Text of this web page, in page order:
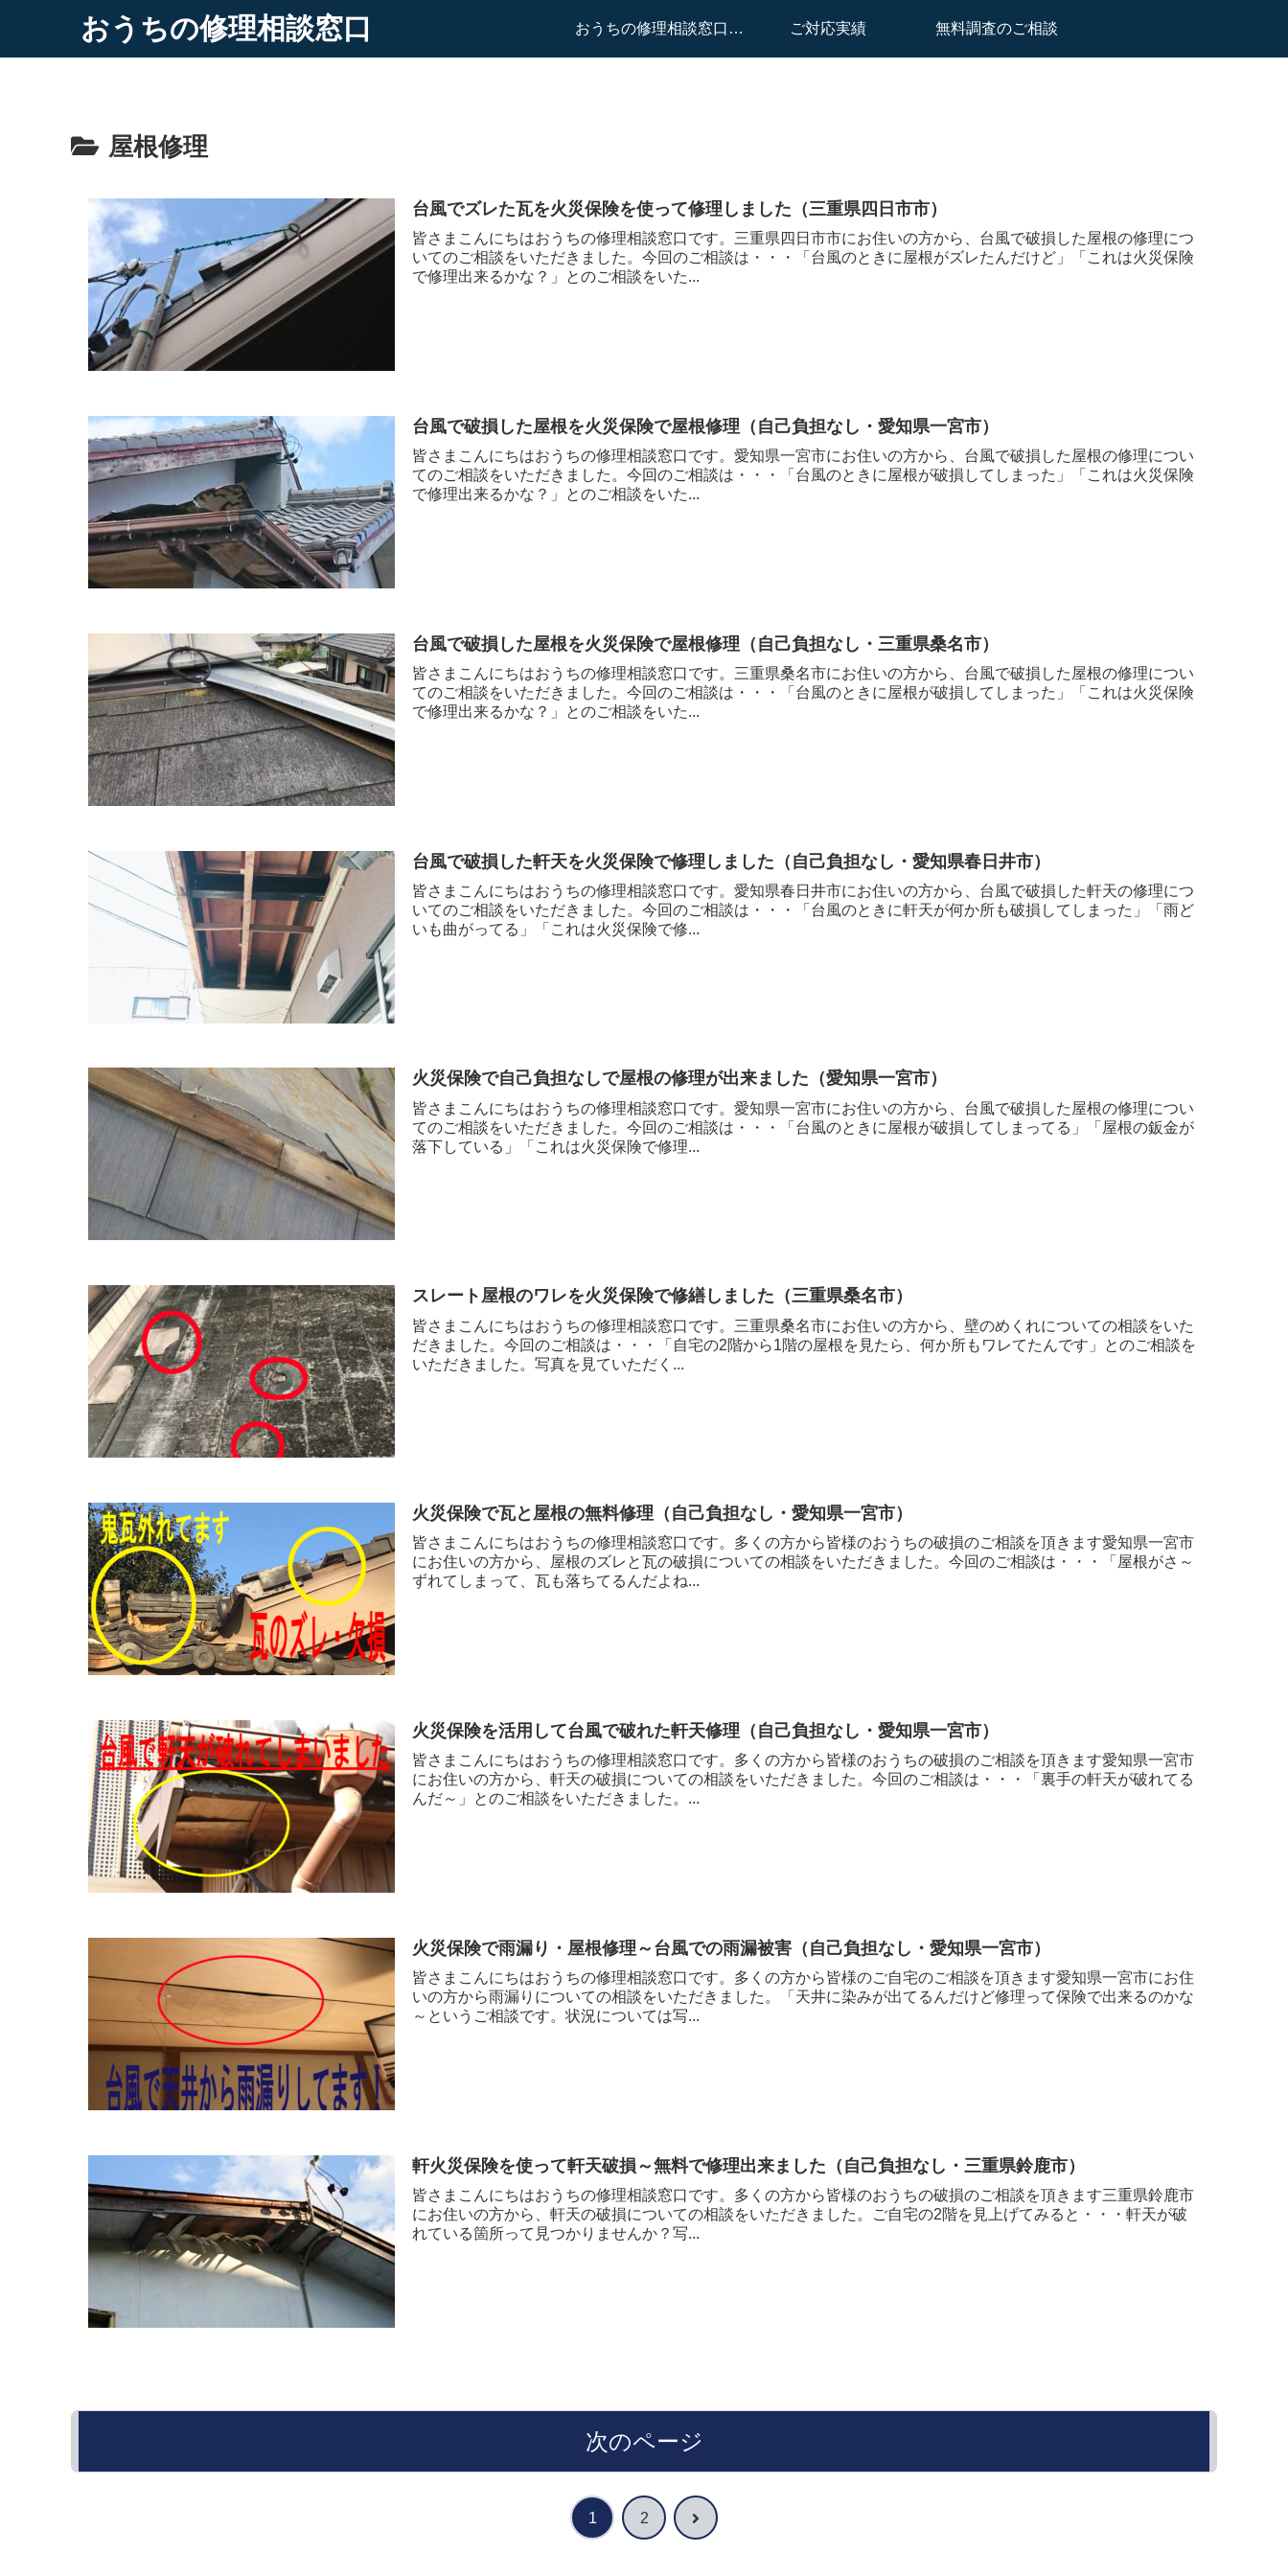
おうちの修理相談窓口 おうちの修理相談窓口はこちらへ ご対応実績 無料調査のご相談
屋根修理
台風でズレた瓦を火災保険を使って修理しました（三重県四日市市）
皆さまこんにちはおうちの修理相談窓口です。三重県四日市市にお住いの方から、台風で破損した屋根の修理につ
いてのご相談をいただきました。今回のご相談は・・・「台風のときに屋根がズレたんだけど」「これは火災保険
で修理出来るかな？」とのご相談をいた...
台風で破損した屋根を火災保険で屋根修理（自己負担なし・愛知県一宮市）
皆さまこんにちはおうちの修理相談窓口です。愛知県一宮市にお住いの方から、台風で破損した屋根の修理につい
てのご相談をいただきました。今回のご相談は・・・「台風のときに屋根が破損してしまった」「これは火災保険
で修理出来るかな？」とのご相談をいた...
台風で破損した屋根を火災保険で屋根修理（自己負担なし・三重県桑名市）
皆さまこんにちはおうちの修理相談窓口です。三重県桑名市にお住いの方から、台風で破損した屋根の修理につい
てのご相談をいただきました。今回のご相談は・・・「台風のときに屋根が破損してしまった」「これは火災保険
で修理出来るかな？」とのご相談をいた...
台風で破損した軒天を火災保険で修理しました（自己負担なし・愛知県春日井市）
皆さまこんにちはおうちの修理相談窓口です。愛知県春日井市にお住いの方から、台風で破損した軒天の修理につ
いてのご相談をいただきました。今回のご相談は・・・「台風のときに軒天が何か所も破損してしまった」「雨ど
いも曲がってる」「これは火災保険で修...
火災保険で自己負担なしで屋根の修理が出来ました（愛知県一宮市）
皆さまこんにちはおうちの修理相談窓口です。愛知県一宮市にお住いの方から、台風で破損した屋根の修理につい
てのご相談をいただきました。今回のご相談は・・・「台風のときに屋根が破損してしまってる」「屋根の鈑金が
落下している」「これは火災保険で修理...
スレート屋根のワレを火災保険で修繕しました（三重県桑名市）
皆さまこんにちはおうちの修理相談窓口です。三重県桑名市にお住いの方から、壁のめくれについての相談をいた
だきました。今回のご相談は・・・「自宅の2階から1階の屋根を見たら、何か所もワレてたんです」とのご相談を
いただきました。写真を見ていただく...
火災保険で瓦と屋根の無料修理（自己負担なし・愛知県一宮市）
皆さまこんにちはおうちの修理相談窓口です。多くの方から皆様のおうちの破損のご相談を頂きます愛知県一宮市
にお住いの方から、屋根のズレと瓦の破損についての相談をいただきました。今回のご相談は・・・「屋根がさ～
ずれてしまって、瓦も落ちてるんだよね...
火災保険を活用して台風で破れた軒天修理（自己負担なし・愛知県一宮市）
皆さまこんにちはおうちの修理相談窓口です。多くの方から皆様のおうちの破損のご相談を頂きます愛知県一宮市
にお住いの方から、軒天の破損についての相談をいただきました。今回のご相談は・・・「裏手の軒天が破れてる
んだ～」とのご相談をいただきました。...
火災保険で雨漏り・屋根修理～台風での雨漏被害（自己負担なし・愛知県一宮市）
皆さまこんにちはおうちの修理相談窓口です。多くの方から皆様のご自宅のご相談を頂きます愛知県一宮市にお住
いの方から雨漏りについての相談をいただきました。「天井に染みが出てるんだけど修理って保険で出来るのかな
～というご相談です。状況については写...
軒火災保険を使って軒天破損～無料で修理出来ました（自己負担なし・三重県鈴鹿市）
皆さまこんにちはおうちの修理相談窓口です。多くの方から皆様のおうちの破損のご相談を頂きます三重県鈴鹿市
にお住いの方から、軒天の破損についての相談をいただきました。ご自宅の2階を見上げてみると・・・軒天が破
れている箇所って見つかりませんか？写...
次のページ
1 2 次